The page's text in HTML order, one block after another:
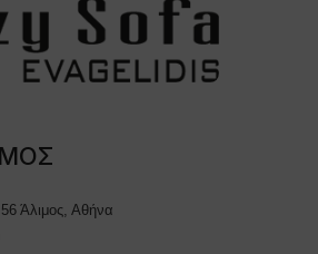
Άλιμος, Αθήνα